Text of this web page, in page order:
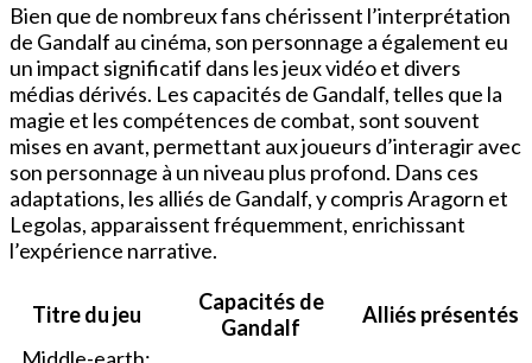
Bien que de nombreux fans chérissent l’interprétation
de Gandalf au cinéma, son personnage a également eu
un impact significatif dans les jeux vidéo et divers
médias dérivés. Les capacités de Gandalf, telles que la
magie et les compétences de combat, sont souvent
mises en avant, permettant aux joueurs d’interagir avec
son personnage à un niveau plus profond. Dans ces
adaptations, les alliés de Gandalf, y compris Aragorn et
Legolas, apparaissent fréquemment, enrichissant
l’expérience narrative.
Titre du jeu
Capacités de
Gandalf
Alliés présentés